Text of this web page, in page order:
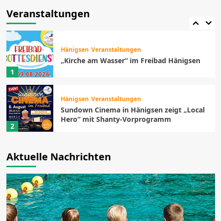
Veranstaltungen
5
800-jährige Dorfjubiläum
1
Hänigsen Veranstaltungen
„Kirche am Wasser“ im Freibad Hänigsen
2
Hänigsen Veranstaltungen
Sundown Cinema in Hänigsen zeigt „Local
Hero“ mit Shanty-Vorprogramm
3
Uetze Veranstaltungen
von „Summer in the City“
Uetze Veranstaltungen
Nacht der 1.000 Lichter im
Aktuelle Nachrichten